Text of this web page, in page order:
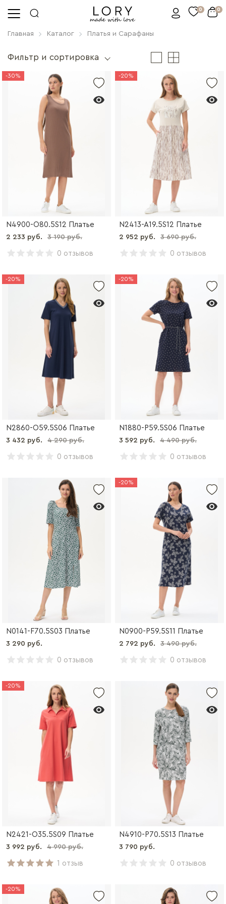
0 0
Главная Каталог Платья и Сарафаны
Фильтр и сортировка
-30%
N4900-O80.5S12 Платье
2 233 руб. 3 190 руб.
0 отзывов
-20%
N2413-A19.5S12 Платье
2 952 руб. 3 690 руб.
0 отзывов
-20%
N2860-O59.5S06 Платье
3 432 руб. 4 290 руб.
0 отзывов
-20%
N1880-P59.5S06 Платье
3 592 руб. 4 490 руб.
0 отзывов
N0141-F70.5S03 Платье
3 290 руб.
0 отзывов
-20%
N0900-P59.5S11 Платье
2 792 руб. 3 490 руб.
0 отзывов
-20%
N2421-O35.5S09 Платье
3 992 руб. 4 990 руб.
1 отзыв
N4910-P70.5S13 Платье
3 790 руб.
0 отзывов
-20%